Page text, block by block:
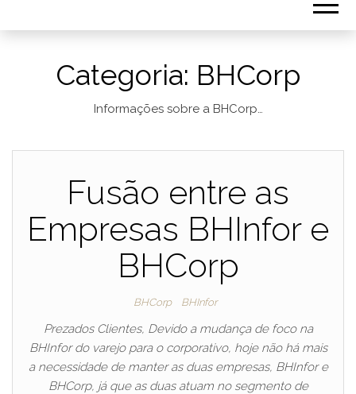
Categoria: BHCorp
Informações sobre a BHCorp…
Fusão entre as
Empresas BHInfor e
BHCorp
BHCorp BHInfor
Prezados Clientes, Devido a mudança de foco na
BHInfor do varejo para o corporativo, hoje não há mais
a necessidade de manter as duas empresas, BHInfor e
BHCorp, já que as duas atuam no segmento de